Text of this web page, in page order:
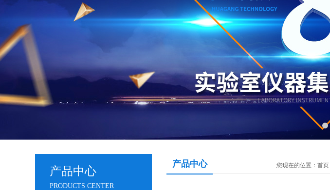
产品中心
PRODUCTS CENTER
产品中心 您现在的位置： 首页